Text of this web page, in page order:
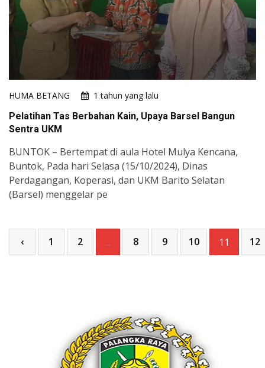
HUMA BETANG
1 tahun yang lalu
Pelatihan Tas Berbahan Kain, Upaya Barsel Bangun
Sentra UKM
BUNTOK – Bertempat di aula Hotel Mulya Kencana,
Buntok, Pada hari Selasa (15/10/2024), Dinas
Perdagangan, Koperasi, dan UKM Barito Selatan
(Barsel) menggelar pe
‹ 1 2 ... 8 9 10 11 12